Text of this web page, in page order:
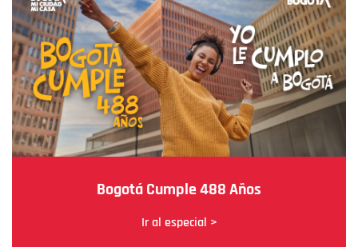
Bogotá Cumple 488 Años
Ir al especial >